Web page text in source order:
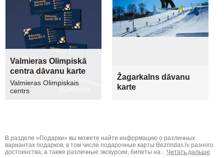
Valmieras Olimpiskā
centra dāvanu karte
Valmieras Olimpiskais
centrs
Žagarkalns dāvanu
karte
В разделе «Подарки» вы можете найти информацию о различных
вариантах подарков, в том числе подарочные карты Bezrindas.lv разного
достоинства, а также различные экскурсии, билеты на... Читать дальше